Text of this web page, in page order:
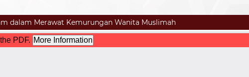
dalam Merawat Kemurungan Wanita Muslimah